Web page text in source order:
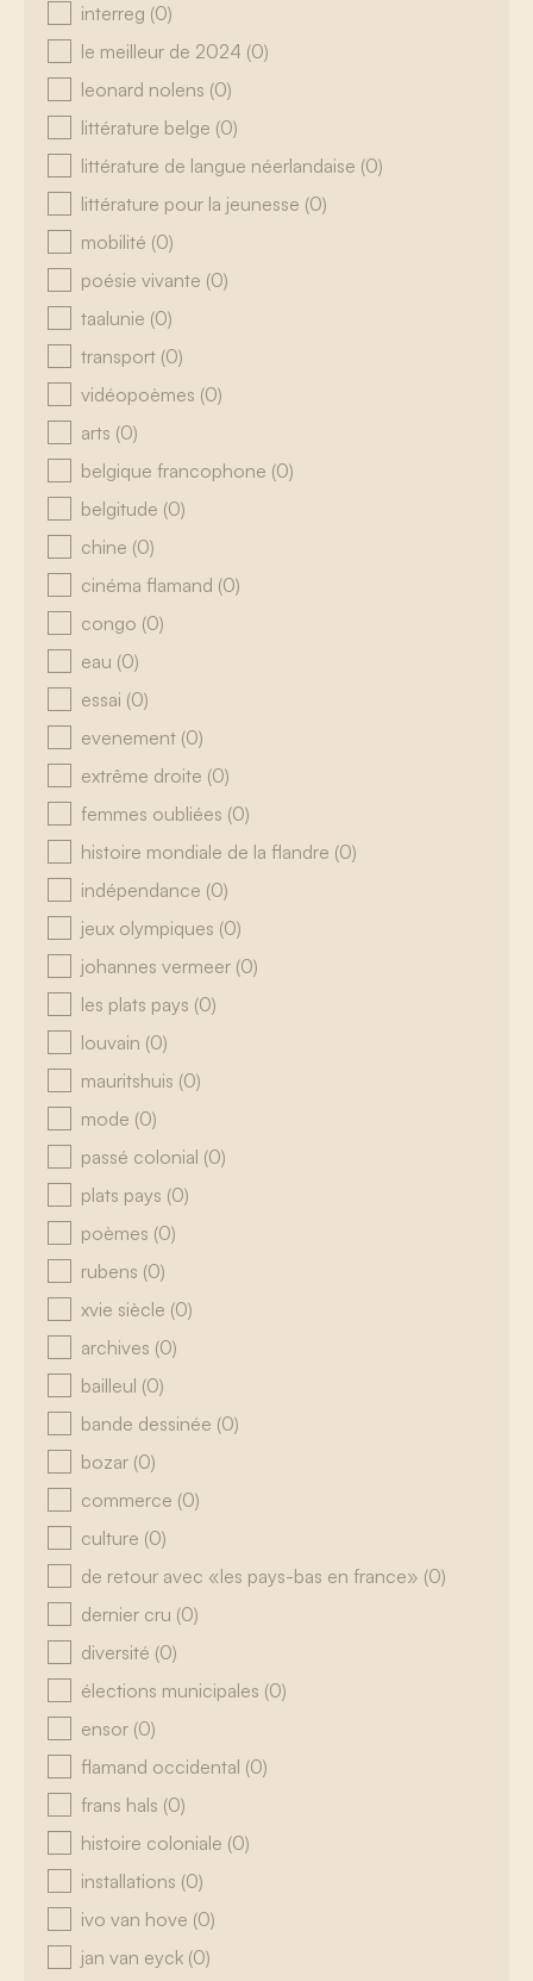
interreg (0)
le meilleur de 2024 (0)
leonard nolens (0)
littérature belge (0)
littérature de langue néerlandaise (0)
littérature pour la jeunesse (0)
mobilité (0)
poésie vivante (0)
taalunie (0)
transport (0)
vidéopoèmes (0)
arts (0)
belgique francophone (0)
belgitude (0)
chine (0)
cinéma flamand (0)
congo (0)
eau (0)
essai (0)
evenement (0)
extrême droite (0)
femmes oubliées (0)
histoire mondiale de la flandre (0)
indépendance (0)
jeux olympiques (0)
johannes vermeer (0)
les plats pays (0)
louvain (0)
mauritshuis (0)
mode (0)
passé colonial (0)
plats pays (0)
poèmes (0)
rubens (0)
xvie siècle (0)
archives (0)
bailleul (0)
bande dessinée (0)
bozar (0)
commerce (0)
culture (0)
de retour avec «les pays-bas en france» (0)
dernier cru (0)
diversité (0)
élections municipales (0)
ensor (0)
flamand occidental (0)
frans hals (0)
histoire coloniale (0)
installations (0)
ivo van hove (0)
jan van eyck (0)